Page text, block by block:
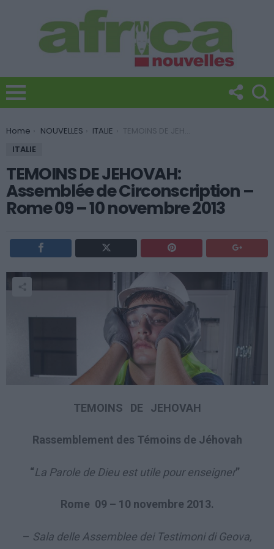
You are here:
Home NOUVELLES ITALIE
TEMOINS DE JEHOVAH: Assemblée de Circonscription – Rome 09 – 10 novembre 2013
ITALIE
TEMOINS DE JEHOVAH:
Assemblée de Circonscription –
Rome 09 – 10 novembre 2013
TEMOINS DE JEHOVAH
Rassemblement des Témoins de Jéhovah
“La Parole de Dieu est utile pour enseigner”
Rome 09 – 10 novembre 2013.
– Sala delle Assemblee dei Testimoni di Geova,